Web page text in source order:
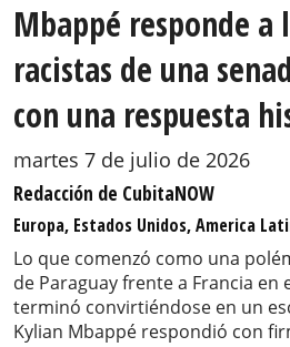
Mbappé responde a
racistas de una
con una respuesta
martes 7 de julio de 2026
Redacción de CubitaNOW
Europa, Estados Unidos, America
Lo que comenzó como una
de Paraguay frente a Francia en
terminó convirtiéndose en un
Kylian Mbappé respondió con